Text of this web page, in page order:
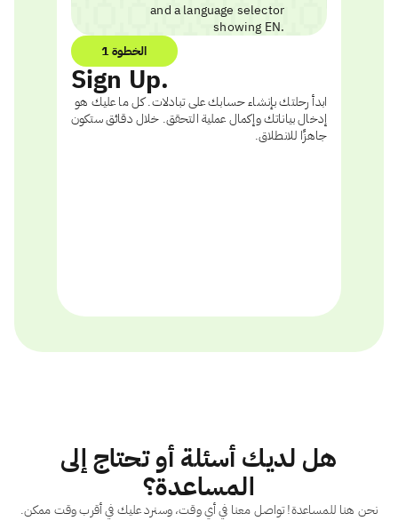
الخطوة 1
Sign Up.
ابدأ رحلتك بإنشاء حسابك على تبادلات. كل ما عليك هو
إدخال بياناتك وإكمال عملية التحقق. خلال دقائق ستكون
جاهزًا للانطلاق.
هل لديك أسئلة أو تحتاج إلى
المساعدة؟
نحن هنا للمساعدة! تواصل معنا في أي وقت، وسنرد عليك في أقرب وقت ممكن.